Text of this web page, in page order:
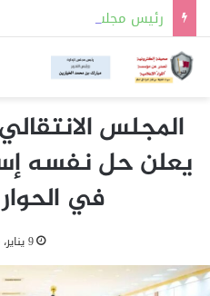
المجلس
يعلن حل نفسه
في
9 يناير، 2026